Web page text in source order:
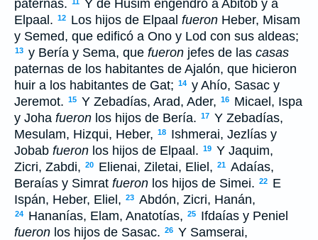
paternas.
Y de Husim engendró a Abitob y a
Elpaal. 12 Los hijos de Elpaal fueron Heber, Misam
y Semed, que edificó a Ono y Lod con sus aldeas;
13 y Bería y Sema, que fueron jefes de las casas
paternas de los habitantes de Ajalón, que hicieron
huir a los habitantes de Gat; 14 y Ahío, Sasac y
Jeremot. 15 Y Zebadías, Arad, Ader, 16
Micael, Ispa
y Joha fueron los hijos de Bería. 17 Y Zebadías,
Mesulam, Hizqui, Heber, 18
Ishmerai, Jezlías y
Jobab fueron los hijos de Elpaal. 19 Y Jaquim,
Zicri, Zabdi, 20 Elienai, Ziletai, Eliel, 21 Adaías,
Beraías y Simrat fueron los hijos de Simei. 22
E
Ispán, Heber, Eliel, 23 Abdón, Zicri, Hanán,
24 Hananías, Elam, Anatotías, 25
Ifdaías y Peniel
fueron los hijos de Sasac. 26 Y Samserai,